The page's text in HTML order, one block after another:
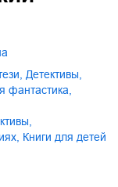
, детективы,
фантастика,
,
,
книги для детей